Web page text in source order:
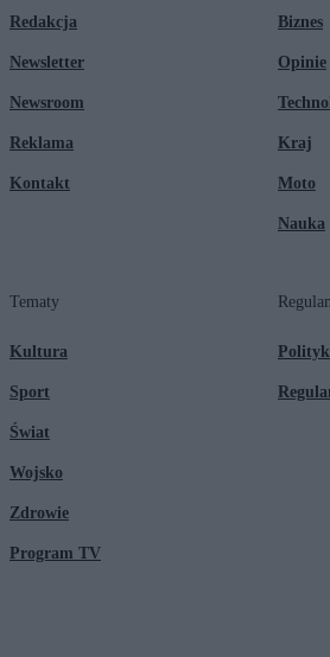
Redakcja
Newsletter
Newsroom
Reklama
Kontakt
Biznes
Opinie
Kraj
Moto
Nauka
Tematy
Kultura
Sport
Świat
Wojsko
Zdrowie
Program TV